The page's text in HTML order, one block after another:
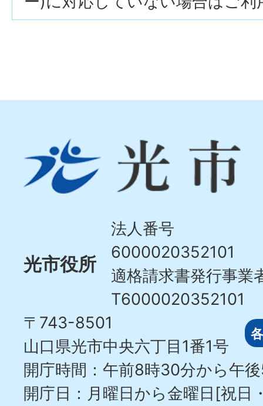
市
Hikari
光市役所
法人番号
6000020352101
適格請求書発行事業
T6000020352101
〒743-8501
山口県光市中央六丁目1番1号
開庁時間：午前8時30分から午
開庁日：月曜日から金曜日[祝日